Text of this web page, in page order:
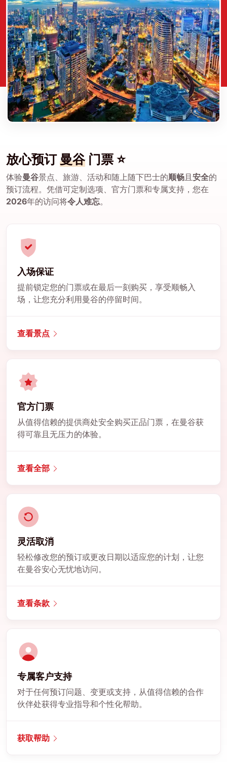
放心预订曼谷门票 ⭐
体验曼谷景点、旅游、活动和随上随下巴士的顺畅且 安全的
预订流程。凭借可定制选项、官方门票和专属支持，您在
2026年的访问将令人难忘。
入场保证
提前锁定您的门票或在最后一刻购买，享受顺畅入
场，让您充分利用曼谷的停留时间。
查看景点
官方门票
从值得信赖的提供商处安全购买正品门票，在曼谷获
得可靠且无压力的体验。
查看全部
灵活取消
轻松修改您的预订或更改日期以适应您的计划，让您
在曼谷安心无忧地访问。
查看条款
专属客户支持
对于任何预订问题、变更或支持，从值得信赖的合作
伙伴处获得专业指导和个性化帮助。
获取帮助